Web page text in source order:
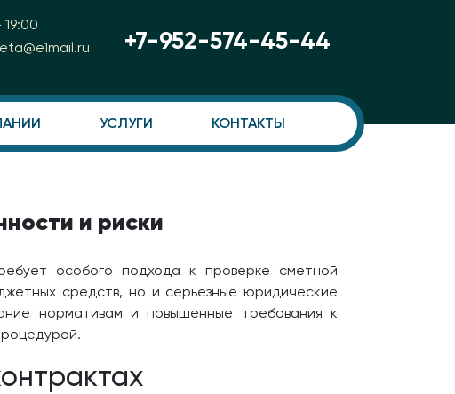
+7-952-574-45-44
УСЛУГИ КОНТАКТЫ
и риски
особого подхода к проверке сметной
средств, но и серьёзные юридические
нормативам и повышенные требования к